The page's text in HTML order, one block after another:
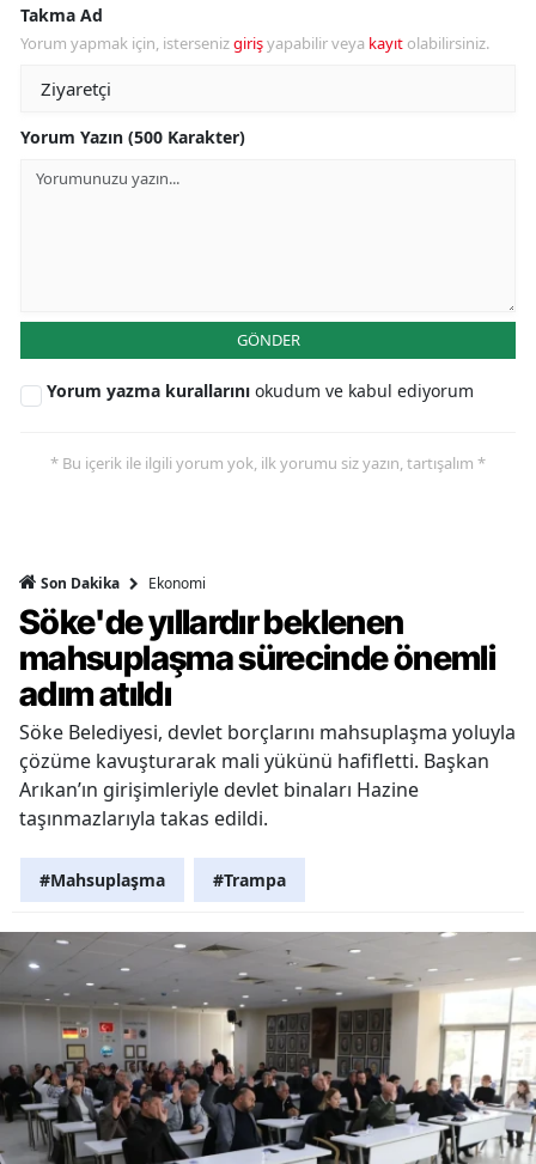
Takma Ad
Yorum yapmak için, istersenizgirişyapabilir veya kayıt olabilirsiniz.
Yorum Yazın (500 Karakter)
GÖNDER
Yorum yazma kurallarını okudum ve kabul ediyorum
* Bu içerik ile ilgili yorum yok, ilk yorumu siz yazın, tartışalım *
Son Dakika Ekonomi
Söke'de yıllardır beklenen
mahsuplaşma sürecinde önemli
adım atıldı
Söke Belediyesi, devlet borçlarını mahsuplaşma yoluyla
çözüme kavuşturarak mali yükünü hafifletti. Başkan
Arıkan’ın girişimleriyle devlet binaları Hazine
taşınmazlarıyla takas edildi.
#Mahsuplaşma #Trampa